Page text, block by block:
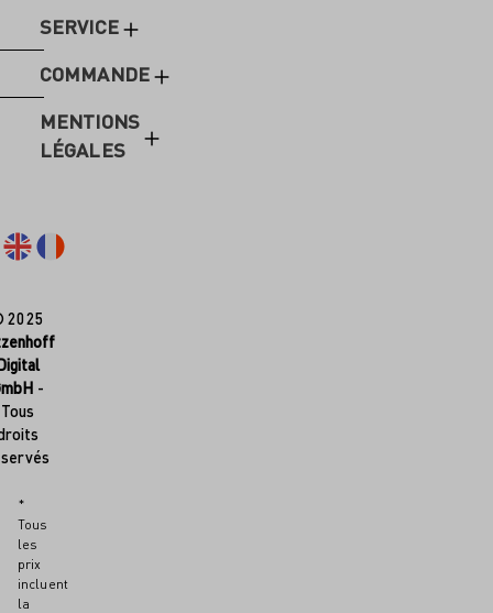
SERVICE
COMMANDE
MENTIONS
LÉGALES
2025
-
Tous
*
Tous
les
prix
incluent
la